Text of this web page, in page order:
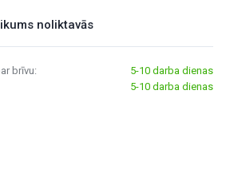
noliktavās
brīvu:
5-10 darba dienas
5-10 darba dienas